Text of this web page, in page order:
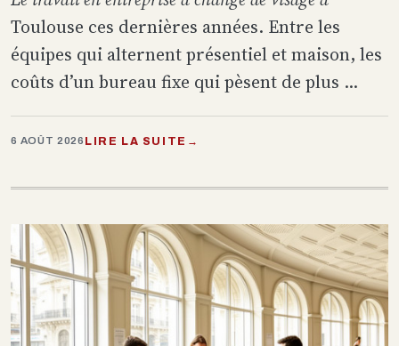
Toulouse ces dernières années. Entre les
équipes qui alternent présentiel et maison, les
coûts d’un bureau fixe qui pèsent de plus ...
6 AOÛT 2026 LIRE LA SUITE →